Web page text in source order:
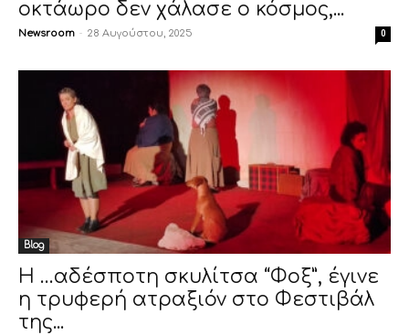
οκτάωρο δεν χάλασε ο κόσμος,...
Newsroom - 28 Αυγούστου, 2025 0
Blog
Η …αδέσποτη σκυλίτσα “Φοξ”, έγινε
η τρυφερή ατραξιόν στο Φεστιβάλ
της...